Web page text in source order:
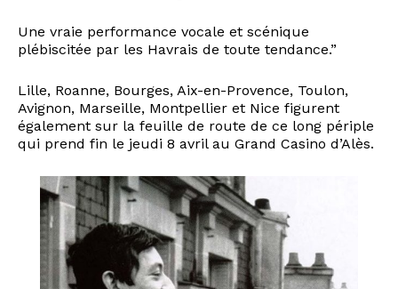
Une vraie performance vocale et scénique
plébiscitée par les Havrais de toute tendance.”
Lille, Roanne, Bourges, Aix-en-Provence, Toulon,
Avignon, Marseille, Montpellier et Nice figurent
également sur la feuille de route de ce long périple
qui prend fin le jeudi 8 avril au Grand Casino d’Alès.